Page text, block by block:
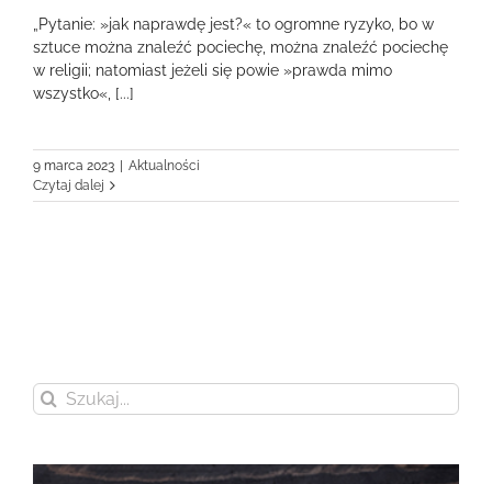
„Pytanie: »jak naprawdę jest?« to ogromne ryzyko, bo w
sztuce można znaleźć pociechę, można znaleźć pociechę
w religii; natomiast jeżeli się powie »prawda mimo
wszystko«, [...]
9 marca 2023
Aktualności
Czytaj dalej
Szukaj